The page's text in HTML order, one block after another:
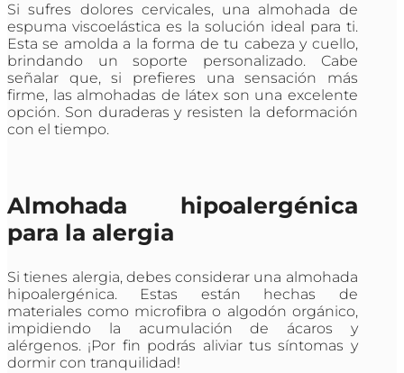
Si sufres dolores cervicales, una almohada de
espuma viscoelástica es la solución ideal para ti.
Esta se amolda a la forma de tu cabeza y cuello,
brindando un soporte personalizado. Cabe
señalar que, si prefieres una sensación más
firme, las almohadas de látex son una excelente
opción. Son duraderas y resisten la deformación
con el tiempo.
Almohada hipoalergénica
para la alergia
Si tienes alergia, debes considerar una almohada
hipoalergénica. Estas están hechas de
materiales como microfibra o algodón orgánico,
impidiendo la acumulación de ácaros y
alérgenos. ¡Por fin podrás aliviar tus síntomas y
dormir con tranquilidad!